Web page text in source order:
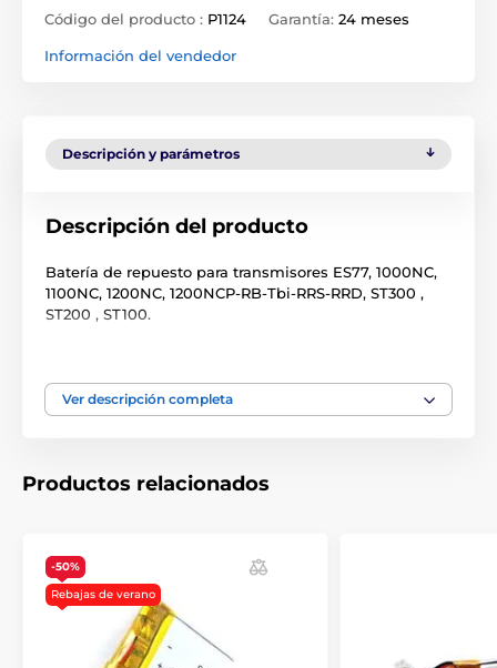
Código del producto : P1124 Garantía: 24 meses
Información del vendedor
Descripción y parámetros
Descripción del producto
Batería de repuesto para transmisores ES77, 1000NC,
1100NC, 1200NC, 1200NCP-RB-Tbi-RRS-RRD, ST300 ,
ST200 , ST100.
Ver descripción completa
Productos relacionados
-50%
Rebajas de verano